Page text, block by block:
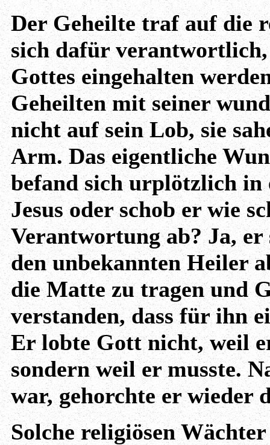
Der Geheilte traf auf die
sich dafür
Gottes eingehalten
Geheilten mit seiner
nicht auf sein Lob, sie
Arm. Das eigentliche
befand sich urplötzlich in
Jesus oder schob er wie
Verantwortung ab? Ja,
den unbekannten Heiler
die Matte zu tragen und
verstanden, dass für ihn
Er lobte Gott nicht, weil
sondern weil er musste.
war, gehorchte er wieder
Solche religiösen